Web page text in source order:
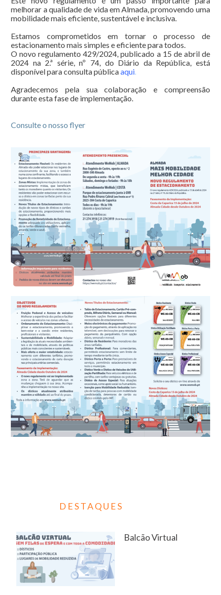
melhorar a qualidade de vida em Almada, promovendo uma
mobilidade mais eficiente, sustentável e inclusiva.
Estamos comprometidos em tornar o processo de
estacionamento mais simples e eficiente para todos.
O novo regulamento 429/2024, publicado a 15 de abril de
2024 na 2.ª série, nº 74, do Diário da República, está
disponível para consulta públicaaqui.
Agradecemos pela sua colaboração e compreensão
durante esta fase de implementação.
Consulte o nosso flyer
DESTAQUES
Balcão Virtual